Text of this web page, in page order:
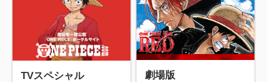
TVスペシャル 劇場版